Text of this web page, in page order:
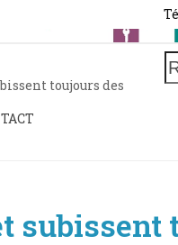
toujours des
subissent